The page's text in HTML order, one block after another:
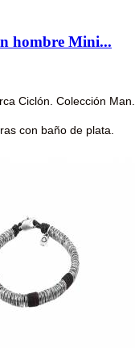
hombre Mini...
Ciclón. Colección Man.
con baño de plata.